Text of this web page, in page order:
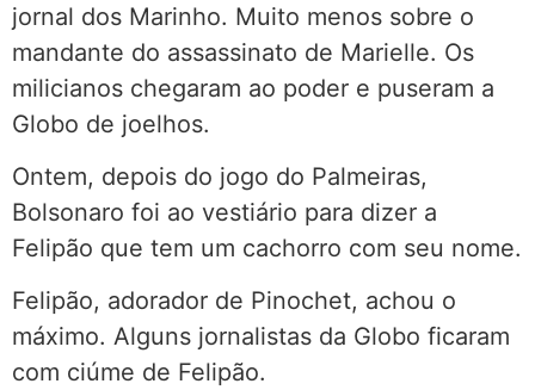
jornal dos Marinho. Muito menos sobre o
mandante do assassinato de Marielle. Os
milicianos chegaram ao poder e puseram a
Globo de joelhos.
Ontem, depois do jogo do Palmeiras,
Bolsonaro foi ao vestiário para dizer a
Felipão que tem um cachorro com seu nome.
Felipão, adorador de Pinochet, achou o
máximo. Alguns jornalistas da Globo ficaram
com ciúme de Felipão.